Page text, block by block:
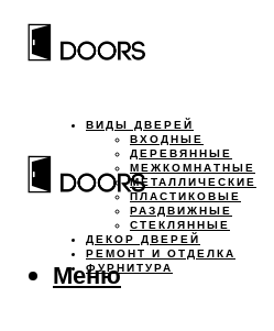
ВИДЫ ДВЕРЕЙ
ВХОДНЫЕ
ДЕРЕВЯННЫЕ
МЕЖКОМНАТНЫЕ
МЕТАЛЛИЧЕСКИЕ
ПЛАСТИКОВЫЕ
РАЗДВИЖНЫЕ
СТЕКЛЯННЫЕ
ДЕКОР ДВЕРЕЙ
РЕМОНТ И ОТДЕЛКА
ФУРНИТУРА
Меню